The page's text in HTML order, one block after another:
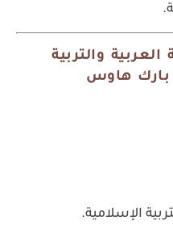
والتربية
بارك هاوس
الإسلامية.